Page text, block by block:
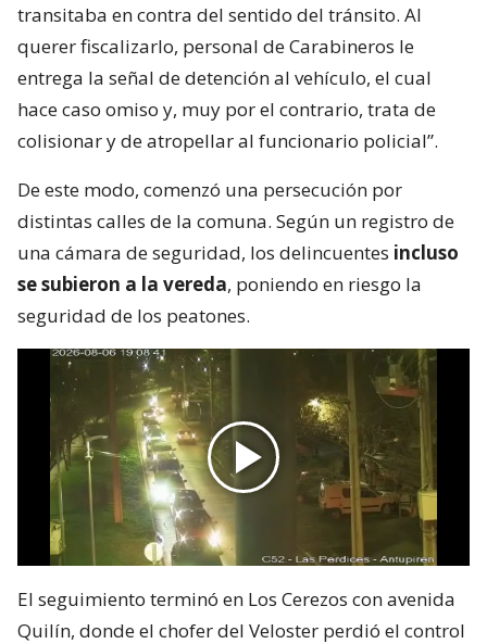
transitaba en contra del sentido del tránsito. Al
querer fiscalizarlo, personal de Carabineros le
entrega la señal de detención al vehículo, el cual
hace caso omiso y, muy por el contrario, trata de
colisionar y de atropellar al funcionario policial”.
De este modo, comenzó una persecución por
distintas calles de la comuna. Según un registro de
una cámara de seguridad, los delincuentes incluso
se subieron a la vereda, poniendo en riesgo la
seguridad de los peatones.
El seguimiento terminó en Los Cerezos con avenida
Quilín, donde el chofer del Veloster perdió el control